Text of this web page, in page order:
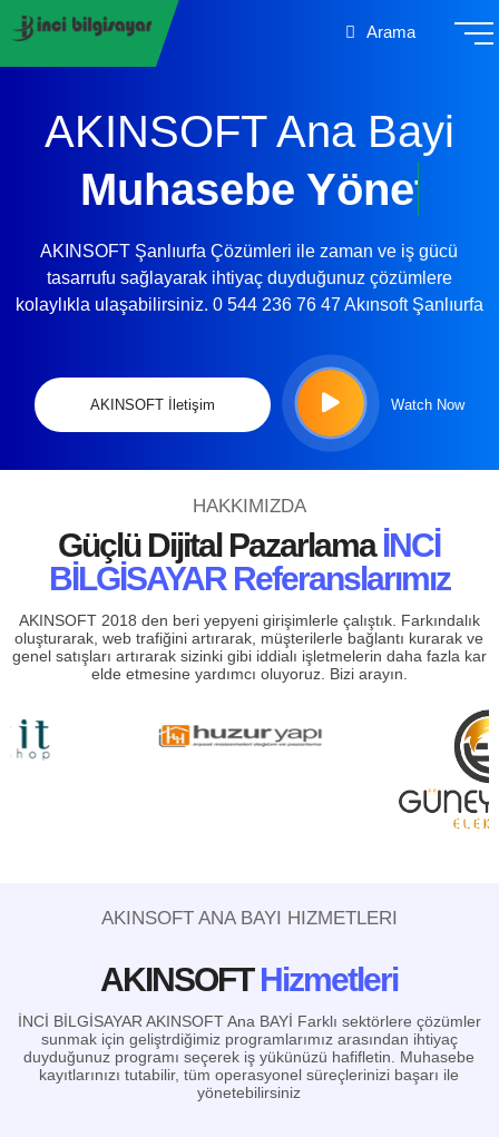
Arama
AKINSOFT Ana Bayi
Muhasebe Yönetimi
AKINSOFT Şanlıurfa Çözümleri ile zaman ve iş gücü
tasarrufu sağlayarak ihtiyaç duyduğunuz çözümlere
kolaylıkla ulaşabilirsiniz. 0 544 236 76 47 Akınsoft Şanlıurfa
AKINSOFT İletişim Watch Now
HAKKIMIZDA
Güçlü Dijital PazarlamaİNCİ
BİLGİSAYAR Referanslarımız
AKINSOFT 2018 den beri yepyeni girişimlerle çalıştık. Farkındalık
oluşturarak, web trafiğini artırarak, müşterilerle bağlantı kurarak ve
genel satışları artırarak sizinki gibi iddialı işletmelerin daha fazla kar
elde etmesine yardımcı oluyoruz. Bizi arayın.
AKINSOFT ANA BAYI HIZMETLERI
AKINSOFTHizmetleri
İNCİ BİLGİSAYAR AKINSOFT Ana BAYİ Farklı sektörlere çözümler
sunmak için geliştrdiğimiz programlarımız arasından ihtiyaç
duyduğunuz programı seçerek iş yükünüzü hafifletin. Muhasebe
kayıtlarınızı tutabilir, tüm operasyonel süreçlerinizi başarı ile
yönetebilirsiniz